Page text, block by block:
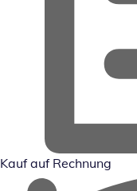
Kauf auf Rechnung